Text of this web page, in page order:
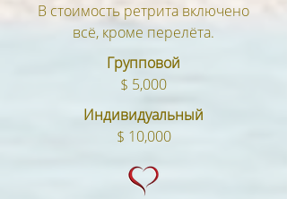
В стоимость ретрита включено
всё, кроме перелёта.
Групповой
$ 5,000
Индивидуальный
$ 10,000